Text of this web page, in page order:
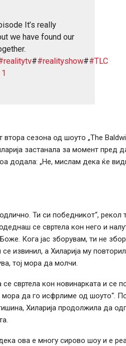
It’s really
we have found our
##realityshow##TLC
сезона од шоуто „The
застанала за момент пред
додала: „Не, мислам дека ќе
Ти си победникот“, рекол
се свртела кон него и
Кога јас зборувам, ти не
се извинил, а Хиларија му
тој мора да молчи.
се свртела кон новинарката и се
мора да го исфрлиме од шоуто“.
Хиларија продолжила да
ова е многу сирово шоу и е